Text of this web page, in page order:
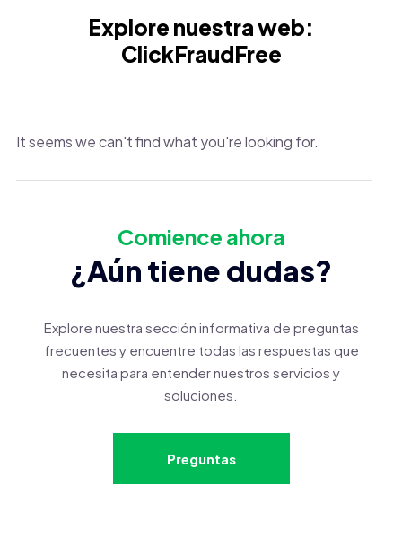
Explore nuestra web:
ClickFraudFree
It seems we can't find what you're looking for.
Comience ahora
¿Aún tiene dudas?
Explore nuestra sección informativa de preguntas
frecuentes y encuentre todas las respuestas que
necesita para entender nuestros servicios y
soluciones.
Preguntas